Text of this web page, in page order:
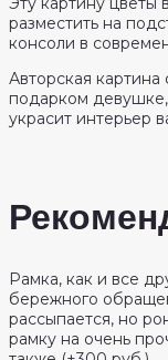
разместить на
консоли в
Авторская
подарком
украсит интерьер
Рамка, как и все
бережного
рассыпается, но
рамку на очень